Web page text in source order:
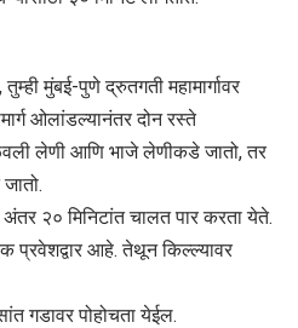
मुंबई-पुणे द्रुतगती महामार्गावर
ओलांडल्यानंतर दोन रस्ते
लेणी आणि भाजे लेणीकडे जातो, तर
२० मिनिटांत चालत पार करता येते.
प्रवेशद्वार आहे. तेथून किल्ल्यावर
गडावर पोहोचता येईल.